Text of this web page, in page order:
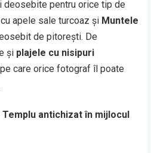
deosebite pentru orice tip de
cu apele sale turcoaz și Muntele
de pitorești. De
și plajele cu nisipuri
care orice fotograf îl poate
antichizat în mijlocul